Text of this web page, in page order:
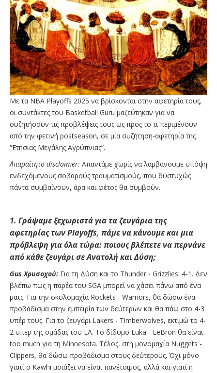
Με τα NBA Playoffs 2025 να βρίσκονται στην αφετηρία τους,
οι συντάκτες του Basketball Guru μαζεύτηκαν για να
συζητήσουν τις προβλέψεις τους ως προς το τι περιμένουν
από την φετινή postseason, σε μία συζήτηση-αφετηρία της
“Ετήσιας Μεγάλης Αγρύπνιας”.
Απαραίτητο disclaimer: Απαντάμε χωρίς να λαμβάνουμε υπόψη
ενδεχόμενους σοβαρούς τραυματισμούς, που δυστυχώς
πάντα συμβαίνουν, άρα και φέτος θα συμβούν.
1. Γράψαμε ξεχωριστά για τα ζευγάρια της
αφετηρίας των Playoffs, πάμε να κάνουμε και μια
πρόβλεψη για όλα τώρα: ποιους βλέπετε να περνάνε
από κάθε ζευγάρι σε Ανατολή και Δύση;
Gus Χρυσοχού: Για τη Δύση και το Thunder - Grizzlies: 4-1. Δεν
βλέπω πως η παρέα του SGA μπορεί να χάσει πάνω από ένα
ματς. Για την σκυλομαχία Rockets - Warriors, θα δώσω ένα
προβάδισμα στην εμπειρία των δεύτερων και θα πάω στο 4-3
υπέρ τους. Για το ζευγάρι Lakers - Timberwolves, εκτιμώ το 4-
2 υπερ της ομάδας του LA. Το δίδυμο Luka - LeBron θα είναι
too much για τη Minnesota. Τέλος, στη μονομαχία Nuggets -
Clippers, θα δώσω προβάδισμα στους δεύτερους. Όχι μόνο
γιατί ο Kawhi μοιάζει να είναι πανέτοιμος, αλλά και γιατί η